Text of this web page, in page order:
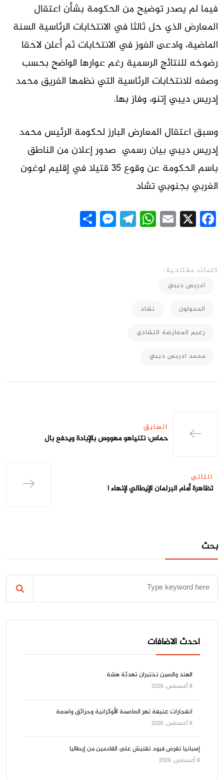
فيما لم يصدر توضيح من الحكومة بشأن اعتقال
المعارض الذي حل ثالثا في الانتخابات الرئاسية السنة
الماضية، وادعى الفوز في الانتخابات ثم أعلن لاحقا
رضوخه للنتائج الرسمية رغم عوارها الواضح بحسب
وصفه للانتخابات الرئاسية التي نظمها الفريق محمد
إدريس ديبي إتنو، وفاز بها.
وسبق اعتقال المعارض البارز لحكومة الرئيس محمد
إدريس ديبي بيان رسمي صدور إعلان من الناطق
باسم الحكومة عن وقوع 35 قتيلا في إقليم لوغون
الغربي بجنوبي تشاد
Facebook
X
Email
WhatsApp
Telegram
Messenger
كلمات مفتاحية:
ادريس ديبي
المحولون تشاد
زعيم المعارضة التشادي
محمد ادريس ديبي
السابق
حماس: نتنياهو مهووس بالإبادة ويدفع بال
التالي
تظاهرة أمام البرلمان الإيطالي لإنهاء ا
بحث
احدث الاضافات
الهند والصين تختبران تهدئة هشة
8 أغسطس، 2026
انفجارات عنيفة تهز العاصمة الأوكرانية وحرائق واسعة
8 أغسطس، 2026
إسبانيا تفرض قيود تفتيش على القادمين من إيطاليا
8 أغسطس، 2026